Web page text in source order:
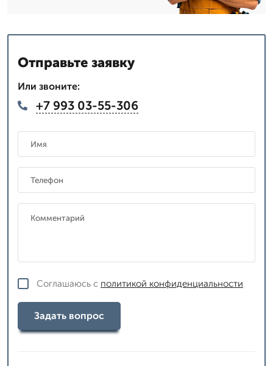
Отправьте заявку
Или звоните:
+7 993 03-55-306
Соглашаюсь с политикой конфиденциальности
Задать вопрос